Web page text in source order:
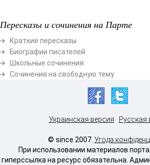
Пересказы и сочинения на Парте
Краткие пересказы
Биографии писателей
Школьные сочинения
Сочинения на свободную тему
Украинская версия Русская
© since 2007. Угода
При использовании материалов
гиперссылка на ресурс обязательна.